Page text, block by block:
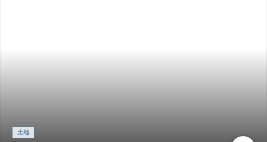
土地